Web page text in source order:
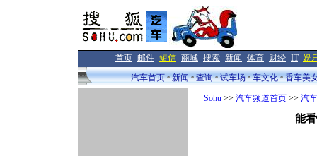
首页- 邮件- 短信- 商城- 搜索- 新闻- 体育- 财经- IT- 娱
汽车首页
新闻 查询 试车场 车文化 香车美
Sohu>> 汽车频道首页>> 汽
能